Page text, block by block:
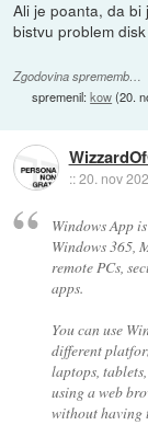
Ali je poanta, da bi
bistvu problem
Zgodovina sprememb…
spremenil:kow(20.
::20. nov
Windows App
Windows 365,
remote PCs,
apps.
You can use
different
laptops,
using a web
without having